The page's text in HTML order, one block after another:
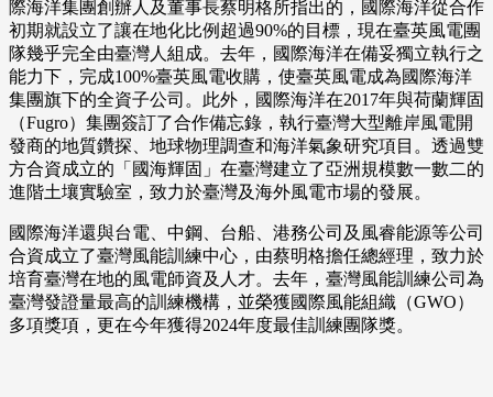
際海洋集團創辦人及董事長蔡明格所指出的，國際海洋從合作
初期就設立了讓在地化比例超過90%的目標，現在臺英風電團
隊幾乎完全由臺灣人組成。去年，國際海洋在備妥獨立執行之
能力下，完成100%臺英風電收購，使臺英風電成為國際海洋
集團旗下的全資子公司。此外，國際海洋在2017年與荷蘭輝固
（Fugro）集團簽訂了合作備忘錄，執行臺灣大型離岸風電開
發商的地質鑽探、地球物理調查和海洋氣象研究項目。透過雙
方合資成立的「國海輝固」在臺灣建立了亞洲規模數一數二的
進階土壤實驗室，致力於臺灣及海外風電市場的發展。
國際海洋還與台電、中鋼、台船、港務公司及風睿能源等公司
合資成立了臺灣風能訓練中心，由蔡明格擔任總經理，致力於
培育臺灣在地的風電師資及人才。去年，臺灣風能訓練公司為
臺灣發證量最高的訓練機構，並榮獲國際風能組織（GWO）
多項獎項，更在今年獲得2024年度最佳訓練團隊獎。